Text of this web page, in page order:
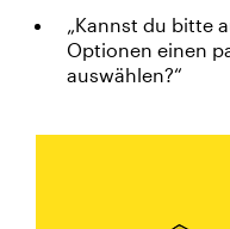
„Kannst du bitte
Optionen einen
auswählen?“